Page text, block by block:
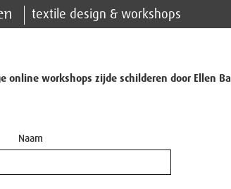
textile design & workshops
online workshops zijde schilderen door Ellen
Naam